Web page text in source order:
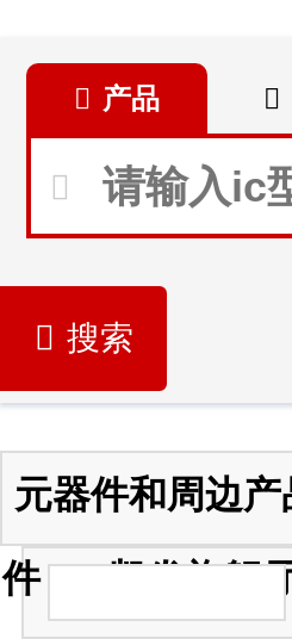
产品
搜索
元器件和周边
件 -ag凯发旗舰